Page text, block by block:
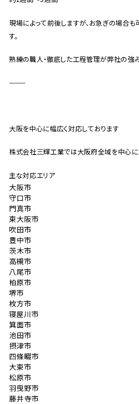
現場によって前後しますが、お急ぎの場合
す。
熟練の職人・徹底した工程管理が弊社の強
⸻
大阪を中心に幅広く対応しております
株式会社三輝工業では大阪府全域を中心に
主な対応エリア
大阪市
守口市
門真市
東大阪市
吹田市
豊中市
茨木市
高槻市
八尾市
柏原市
堺市
枚方市
寝屋川市
箕面市
池田市
摂津市
四條畷市
大東市
松原市
羽曳野市
藤井寺市